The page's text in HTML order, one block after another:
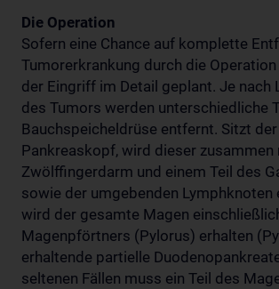
Die Operation
Sofern eine Chance auf komplette
Tumorerkrankung durch die
der Eingriff im Detail geplant. Je nach
des Tumors werden unterschiedliche
Bauchspeicheldrüse entfernt. Sitzt
Pankreaskopf, wird dieser zusammen
Zwölffingerdarm und einem Teil des
sowie der umgebenden Lymphknoten
wird der gesamte Magen
Magenpförtners (Pylorus) erhalten
erhaltende partielle
seltenen Fällen muss ein Teil des